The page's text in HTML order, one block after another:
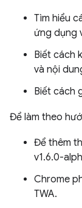
Tìm hiểu
ứng dụng
Biết cách
và nội
Biết cách
Để làm theo
Để thêm
v1.6.0-
Chrome
TWA.